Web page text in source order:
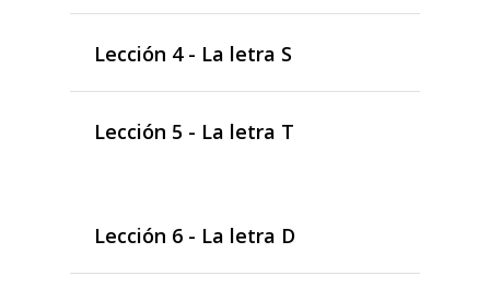
Lección 4 - La letra S
Lección 5 - La letra T
Lección 6 - La letra D